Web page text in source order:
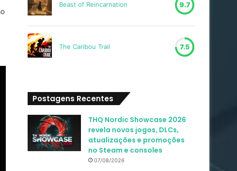
Beast of Reincarnation 9.7
The Caribou Trail 7.5
Postagens Recentes
THQ Nordic Showcase 2026
revela novos jogos, DLCs,
atualizações e promoções
no Steam e consoles
07/08/2026